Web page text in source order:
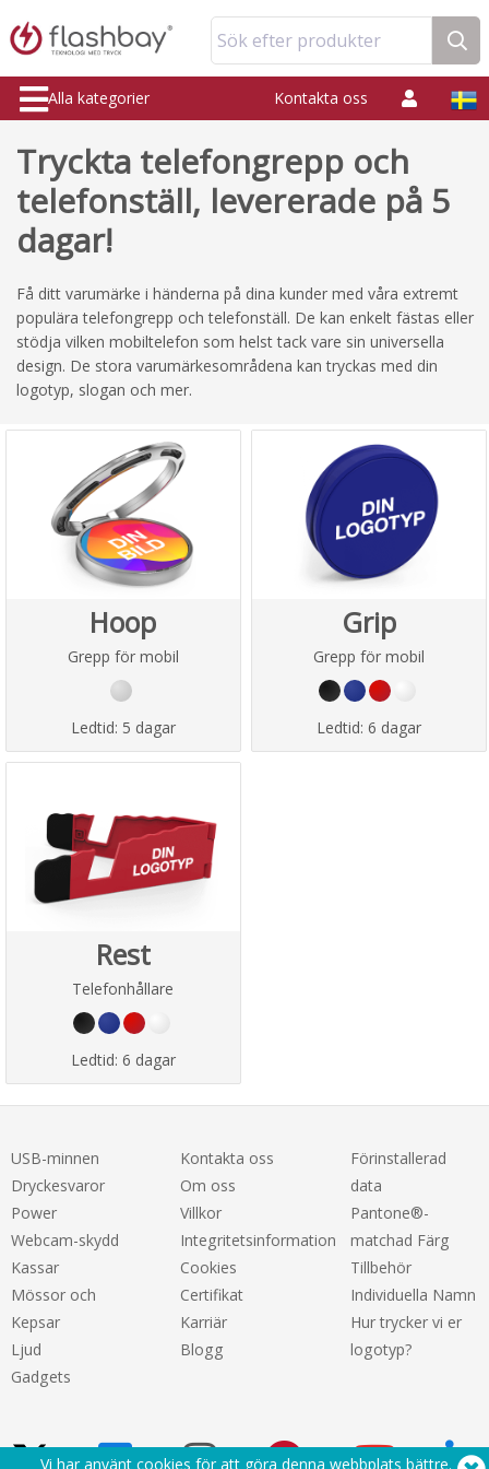
Sök efter produkter
Alla kategorier Kontakta oss
Tryckta telefongrepp och
telefonställ, levererade på 5
dagar!
Få ditt varumärke i händerna på dina kunder med våra extremt
populära telefongrepp och telefonställ. De kan enkelt fästas eller
stödja vilken mobiltelefon som helst tack vare sin universella
design. De stora varumärkesområdena kan tryckas med din
logotyp, slogan och mer.
Hoop
Grepp för mobil
Ledtid: 5 dagar
Grip
Grepp för mobil
Ledtid: 6 dagar
Rest
Telefonhållare
Ledtid: 6 dagar
USB-minnen
Dryckesvaror
Power
Webcam-skydd
Kassar
Mössor och
Kepsar
Ljud
Gadgets
Kontakta oss
Om oss
Villkor
Integritetsinformation
Cookies
Certifikat
Karriär
Blogg
Förinstallerad
data
Pantone®-
matchad Färg
Tillbehör
Individuella Namn
Hur trycker vi er
logotyp?
Vi har använt cookies för att göra denna webbplats bättre.